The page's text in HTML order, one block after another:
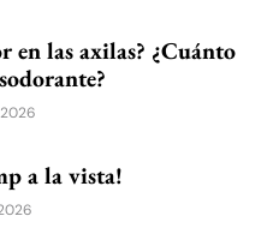
en las axilas? ¿Cuánto
a la vista!